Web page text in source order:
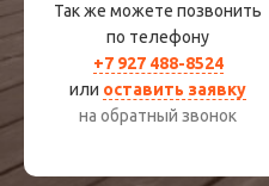
Так же можете позвонить
по телефону
+7 927 488-8524
или оставить заявку
на обратный звонок